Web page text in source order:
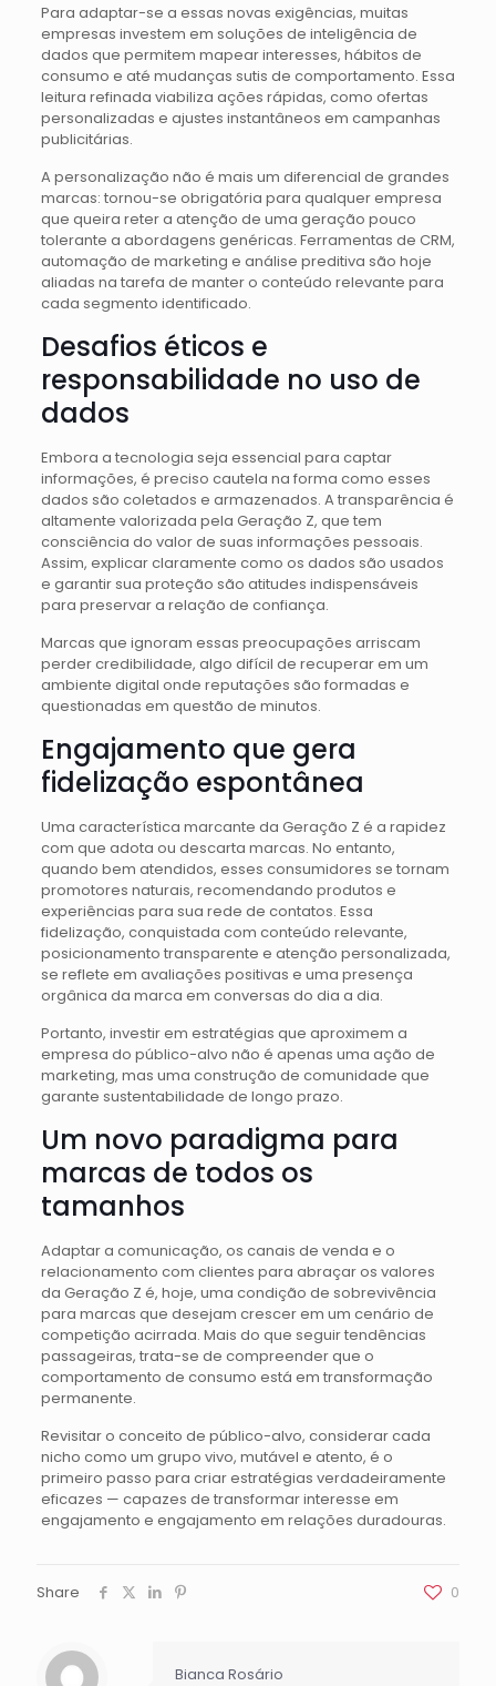
Para adaptar-se a essas novas exigências, muitas
empresas investem em soluções de inteligência de
dados que permitem mapear interesses, hábitos de
consumo e até mudanças sutis de comportamento. Essa
leitura refinada viabiliza ações rápidas, como ofertas
personalizadas e ajustes instantâneos em campanhas
publicitárias.
A personalização não é mais um diferencial de grandes
marcas: tornou-se obrigatória para qualquer empresa
que queira reter a atenção de uma geração pouco
tolerante a abordagens genéricas. Ferramentas de CRM,
automação de marketing e análise preditiva são hoje
aliadas na tarefa de manter o conteúdo relevante para
cada segmento identificado.
Desafios éticos e
responsabilidade no uso de
dados
Embora a tecnologia seja essencial para captar
informações, é preciso cautela na forma como esses
dados são coletados e armazenados. A transparência é
altamente valorizada pela Geração Z, que tem
consciência do valor de suas informações pessoais.
Assim, explicar claramente como os dados são usados
e garantir sua proteção são atitudes indispensáveis
para preservar a relação de confiança.
Marcas que ignoram essas preocupações arriscam
perder credibilidade, algo difícil de recuperar em um
ambiente digital onde reputações são formadas e
questionadas em questão de minutos.
Engajamento que gera
fidelização espontânea
Uma característica marcante da Geração Z é a rapidez
com que adota ou descarta marcas. No entanto,
quando bem atendidos, esses consumidores se tornam
promotores naturais, recomendando produtos e
experiências para sua rede de contatos. Essa
fidelização, conquistada com conteúdo relevante,
posicionamento transparente e atenção personalizada,
se reflete em avaliações positivas e uma presença
orgânica da marca em conversas do dia a dia.
Portanto, investir em estratégias que aproximem a
empresa do público-alvo não é apenas uma ação de
marketing, mas uma construção de comunidade que
garante sustentabilidade de longo prazo.
Um novo paradigma para
marcas de todos os
tamanhos
Adaptar a comunicação, os canais de venda e o
relacionamento com clientes para abraçar os valores
da Geração Z é, hoje, uma condição de sobrevivência
para marcas que desejam crescer em um cenário de
competição acirrada. Mais do que seguir tendências
passageiras, trata-se de compreender que o
comportamento de consumo está em transformação
permanente.
Revisitar o conceito de público-alvo, considerar cada
nicho como um grupo vivo, mutável e atento, é o
primeiro passo para criar estratégias verdadeiramente
eficazes — capazes de transformar interesse em
engajamento e engajamento em relações duradouras.
Share 0
Bianca Rosário